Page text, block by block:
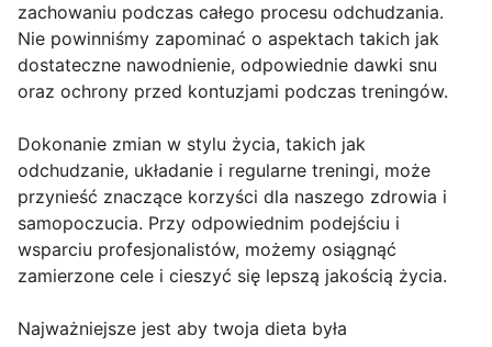
zachowaniu podczas całego procesu odchudzania.
Nie powinniśmy zapominać o aspektach takich jak
dostateczne nawodnienie, odpowiednie dawki snu
oraz ochrony przed kontuzjami podczas treningów.
Dokonanie zmian w stylu życia, takich jak
odchudzanie, układanie i regularne treningi, może
przynieść znaczące korzyści dla naszego zdrowia i
samopoczucia. Przy odpowiednim podejściu i
wsparciu profesjonalistów, możemy osiągnąć
zamierzone cele i cieszyć się lepszą jakością życia.
Najważniejsze jest aby twoja dieta była